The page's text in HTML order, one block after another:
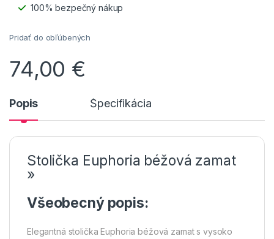
100% bezpečný nákup
Pridať do obľúbených
74,00 €
Popis Špecifikácia
Stolička Euphoria béžová zamat
»
Všeobecný popis:
Elegantná stolička Euphoria béžová zamat s vysoko